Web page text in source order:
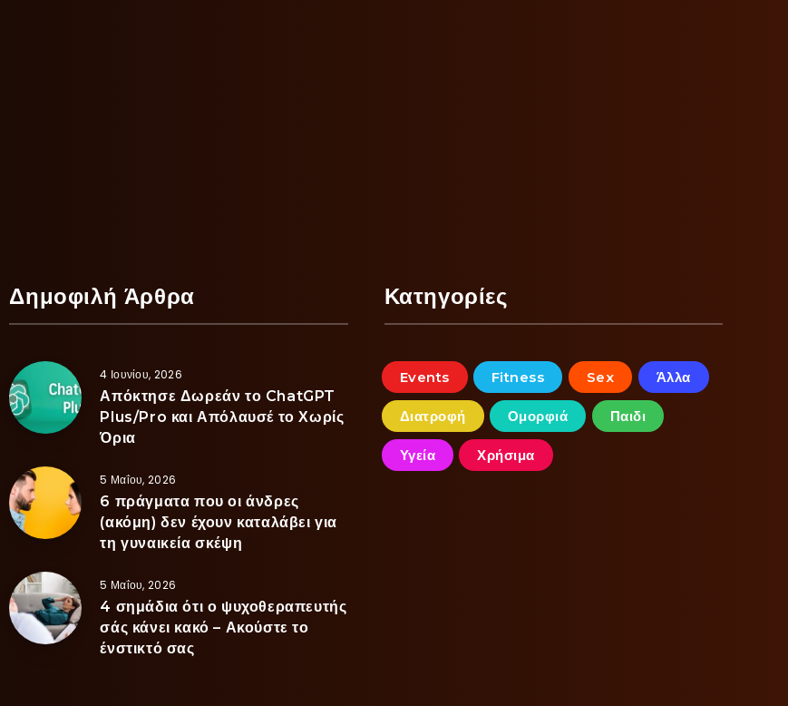
Δημοφιλή Άρθρα
4 Ιουνίου, 2026
Απόκτησε Δωρεάν το ChatGPT
Plus/Pro και Απόλαυσέ το Χωρίς
Όρια
5 Μαΐου, 2026
6 πράγματα που οι άνδρες
(ακόμη) δεν έχουν καταλάβει για
τη γυναικεία σκέψη
5 Μαΐου, 2026
4 σημάδια ότι ο ψυχοθεραπευτής
σάς κάνει κακό – Ακούστε το
ένστικτό σας
Κατηγορίες
Events Fitness Sex Άλλα
Διατροφή Ομορφιά Παιδι
Υγεία Χρήσιμα